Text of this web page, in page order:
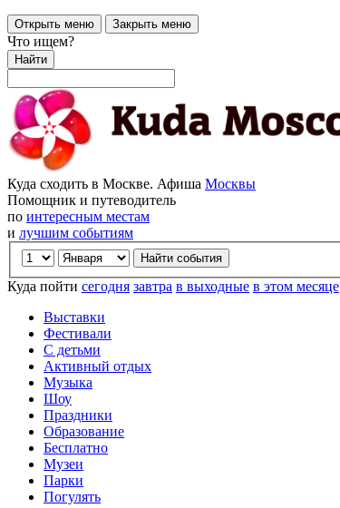
Открыть меню Закрыть меню
Что ищем?
Найти
Куда сходить в Москве. Афиша Москвы
Помощник и путеводитель
по интересным местам
и лучшим событиям
Куда пойти сегодня завтра в выходные в этом месяце
Выставки
Фестивали
С детьми
Активный отдых
Музыка
Шоу
Праздники
Образование
Бесплатно
Музеи
Парки
Погулять